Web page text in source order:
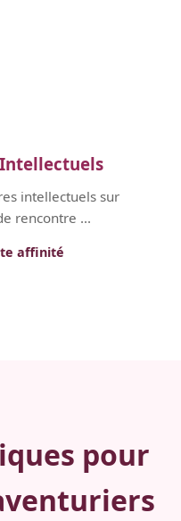
intellectuels sur
rencontre ...
affinité
pour